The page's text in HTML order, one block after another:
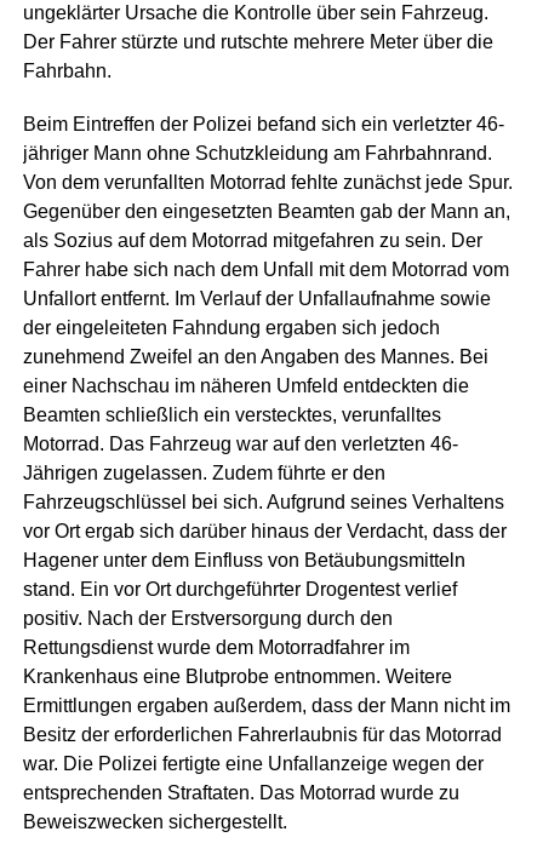
ungeklärter Ursache die Kontrolle über sein Fahrzeug.
Der Fahrer stürzte und rutschte mehrere Meter über die
Fahrbahn.
Beim Eintreffen der Polizei befand sich ein verletzter 46-
jähriger Mann ohne Schutzkleidung am Fahrbahnrand.
Von dem verunfallten Motorrad fehlte zunächst jede Spur.
Gegenüber den eingesetzten Beamten gab der Mann an,
als Sozius auf dem Motorrad mitgefahren zu sein. Der
Fahrer habe sich nach dem Unfall mit dem Motorrad vom
Unfallort entfernt. Im Verlauf der Unfallaufnahme sowie
der eingeleiteten Fahndung ergaben sich jedoch
zunehmend Zweifel an den Angaben des Mannes. Bei
einer Nachschau im näheren Umfeld entdeckten die
Beamten schließlich ein verstecktes, verunfalltes
Motorrad. Das Fahrzeug war auf den verletzten 46-
Jährigen zugelassen. Zudem führte er den
Fahrzeugschlüssel bei sich. Aufgrund seines Verhaltens
vor Ort ergab sich darüber hinaus der Verdacht, dass der
Hagener unter dem Einfluss von Betäubungsmitteln
stand. Ein vor Ort durchgeführter Drogentest verlief
positiv. Nach der Erstversorgung durch den
Rettungsdienst wurde dem Motorradfahrer im
Krankenhaus eine Blutprobe entnommen. Weitere
Ermittlungen ergaben außerdem, dass der Mann nicht im
Besitz der erforderlichen Fahrerlaubnis für das Motorrad
war. Die Polizei fertigte eine Unfallanzeige wegen der
entsprechenden Straftaten. Das Motorrad wurde zu
Beweiszwecken sichergestellt.